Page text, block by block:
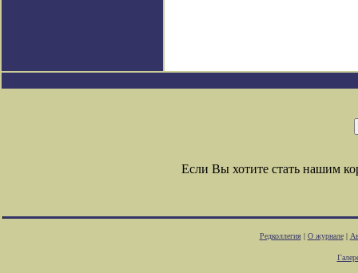
Если Вы хотите стать нашим
Редколлегия| О журнале|